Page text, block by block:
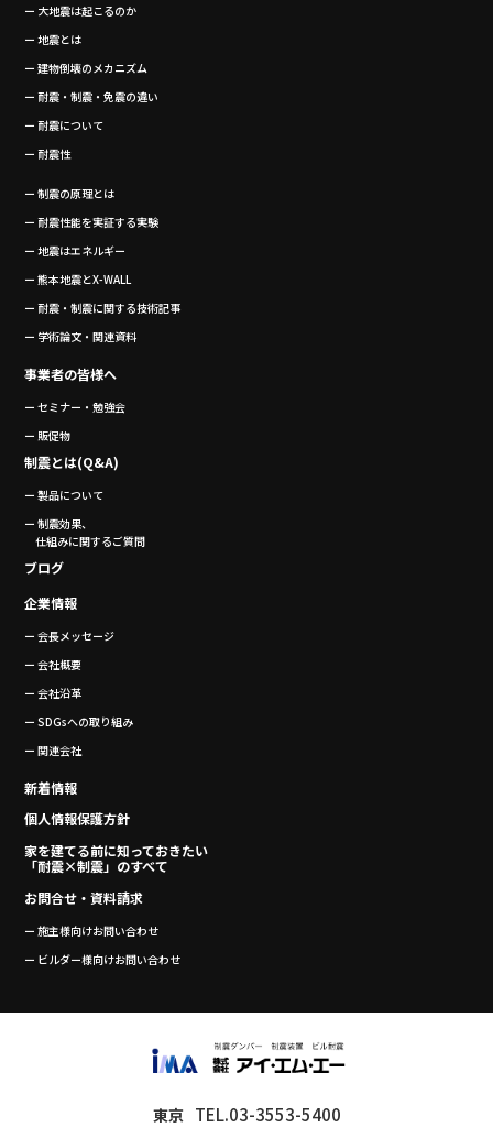
ー 大地震は起こるのか
ー 地震とは
ー 建物倒壊のメカニズム
ー 耐震・制震・免震の違い
ー 耐震について
ー 耐震性
ー 制震の原理とは
ー 耐震性能を実証する実験
ー 地震はエネルギー
ー 熊本地震とX-WALL
ー 耐震・制震に関する技術記事
ー 学術論文・関連資料
事業者の皆様へ
ー セミナー・勉強会
ー 販促物
制震とは(Q&A)
ー 製品について
ー 制震効果、
仕組みに関するご質問
ブログ
企業情報
ー 会長メッセージ
ー 会社概要
ー 会社沿革
ー SDGsへの取り組み
ー 関連会社
新着情報
個人情報保護方針
家を建てる前に知っておきたい
「耐震×制震」のすべて
お問合せ・資料請求
ー 施主様向けお問い合わせ
ー ビルダー様向けお問い合わせ
東京 TEL.03-3553-5400